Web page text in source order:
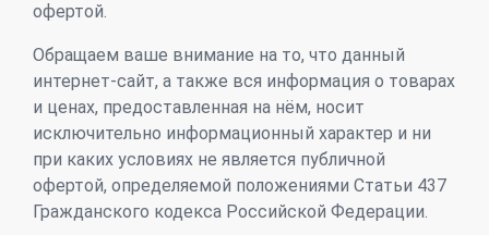
офертой.
Обращаем ваше внимание на то, что данный
интернет-сайт, а также вся информация о товарах
и ценах, предоставленная на нём, носит
исключительно информационный характер и ни
при каких условиях не является публичной
офертой, определяемой положениями Статьи 437
Гражданского кодекса Российской Федерации.